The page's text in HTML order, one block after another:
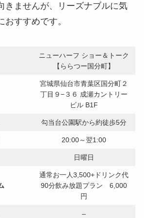
きませんが、リーズナブルに気
すすめです。
ニューハーフ ショー＆トーク
【ららつー国分町】
宮城県仙台市青葉区国分町２
丁目９−３６ 成瀬カントリー
ビル B1F
勾当台公園駅から約徒歩5分
20:00～翌1:00
日曜日
通常お一人3,500+ドリンク代
90分飲み放題プラン 6,000
円
–